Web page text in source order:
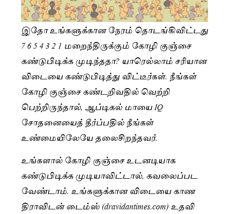
இதோ உங்களுக்கான நேரம் தொடங்கிவிட்டது
7 6 5 4 3 2 1 மறைந்திருக்கும் கோழி குஞ்சை
கண்டுபிடிக்க முடிந்ததா? யாரெல்லாம் சரியான
விடையை கண்டுபிடித்து விட்டீர்கள். நீங்கள்
கோழி குஞ்சை கண்டறிவதில் வெற்றி
பெற்றிருந்தால், ஆப்டிகல் மாயை IQ
சோதனையைத் தீர்ப்பதில் நீங்கள்
உண்மையிலேயே தலைசிறந்தவர்.
உங்களால் கோழி குஞ்சை உடனடியாக
கண்டுபிடிக்க முடியாவிட்டால், கவலைப்பட
வேண்டாம். உங்களுக்கான விடையை காண
திராவிடன் டைம்ஸ் (dravidantimes.com) உதவி